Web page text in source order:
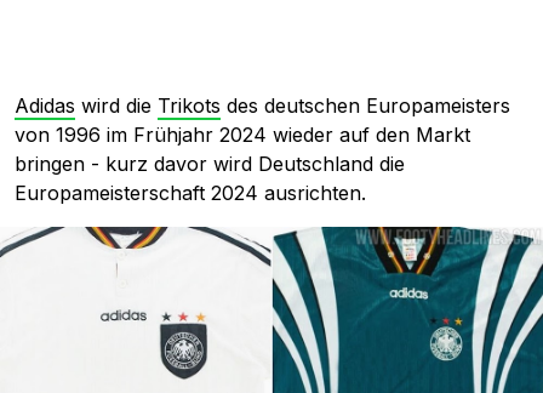
Adidas wird die Trikots des deutschen Europameisters
von 1996 im Frühjahr 2024 wieder auf den Markt
bringen - kurz davor wird Deutschland die
Europameisterschaft 2024 ausrichten.